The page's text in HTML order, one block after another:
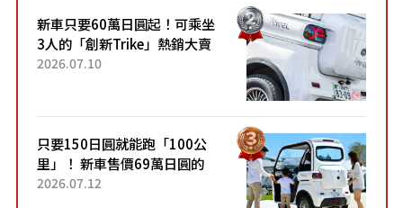
新車只要60萬日圓起！可乘坐
3人的「創新Trike」熱銷大賣
成為人氣車款！「養車成本真
2026.07.10
只要150日圓就能跑「100公
里」！ 新車售價69萬日圓的
「3人座」Trike大受歡迎！ 順
2026.07.12